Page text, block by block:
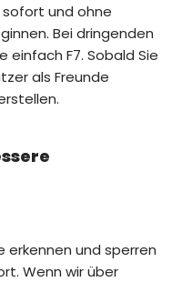
sofort und ohne
Bei dringenden
einfach F7. Sobald Sie
als Freunde
und sperren
Wenn wir über